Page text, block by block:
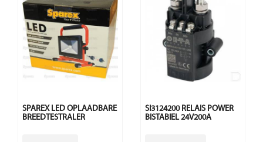
SPAREX LED OPLAADBARE
BREEDTESTRALER
SI3124200 RELAIS POWER
BISTABIEL 24V200A